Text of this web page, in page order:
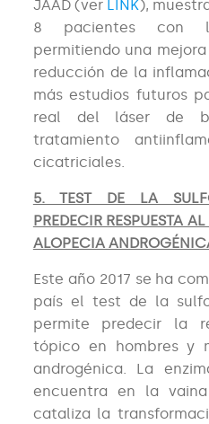
JAAD (ver LINK),
8 pacientes con
permitiendo una
reducción de la
más estudios futuros
real del láser de
tratamiento
cicatriciales.
5. TEST DE LA
PREDECIR RESPUESTA
ALOPECIA
Este año 2017 se ha
país el test de la
permite predecir la
tópico en hombres y
androgénica. La
encuentra en la
cataliza la